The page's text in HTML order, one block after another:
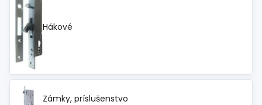
Hákové
Zámky, príslušenstvo